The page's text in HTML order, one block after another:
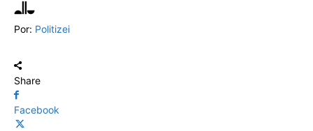
Por: Politizei
Share
Facebook